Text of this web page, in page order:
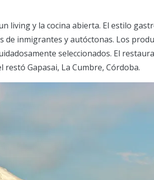
living y la cocina abierta. El estilo
inmigrantes y autóctonas. Los
seleccionados. El
Gapasai, La Cumbre, Córdoba.